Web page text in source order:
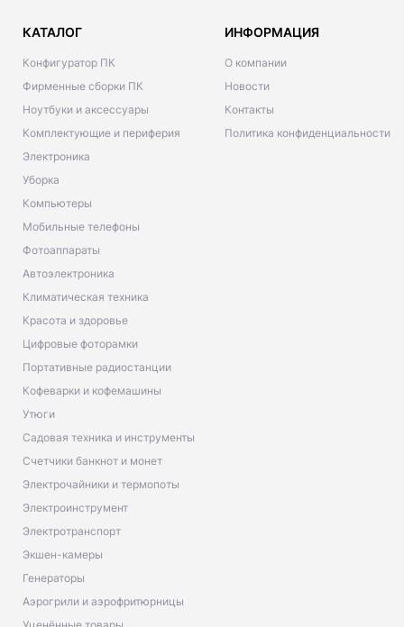
КАТАЛОГ
Конфигуратор ПК
Фирменные сборки ПК
Ноутбуки и аксессуары
Комплектующие и периферия
Электроника
Уборка
Компьютеры
Мобильные телефоны
Фотоаппараты
Автоэлектроника
Климатическая техника
Красота и здоровье
Цифровые фоторамки
Портативные радиостанции
Кофеварки и кофемашины
Утюги
Садовая техника и инструменты
Счетчики банкнот и монет
Электрочайники и термопоты
Электроинструмент
Электротранспорт
Экшен-камеры
Генераторы
Аэрогрили и аэрофритюрницы
ИНФОРМАЦИЯ
О компании
Новости
Контакты
Политика конфиденциальности